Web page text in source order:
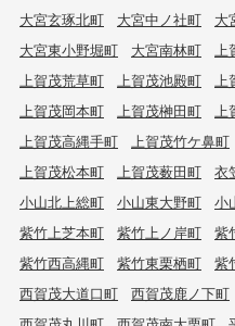
大宮玄琢北町
大宮中ノ社町 大
大宮東小野堀町
大宮南林町 上
上賀茂荒草町
上賀茂池殿町 上
上賀茂岡本町
上賀茂榊田町 上
上賀茂高縄手町
上賀茂竹ケ鼻町
上賀茂松本町
上賀茂薮田町 衣
小山北上総町
小山東大野町 小
紫竹上芝本町
紫竹上ノ岸町 紫
紫竹西高縄町
紫竹東栗栖町 紫
西賀茂大道口町
西賀茂鹿ノ下町